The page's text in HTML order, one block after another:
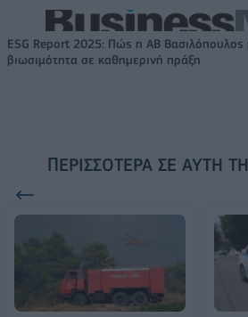
ESG Report 2025: Πώς η ΑΒ Βασιλόπουλος
βιωσιμότητα σε καθημερινή πράξη
ΠΕΡΙΣΣΌΤΕΡΑ ΣΕ ΑΥΤΉ